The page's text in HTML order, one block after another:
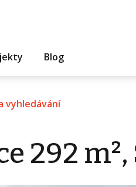
Blog
vyhledávání
292 m²,